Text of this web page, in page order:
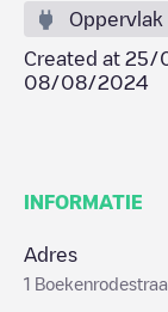
Oppervlak
Created at 25/
08/08/2024
INFORMATIE
Adres
1